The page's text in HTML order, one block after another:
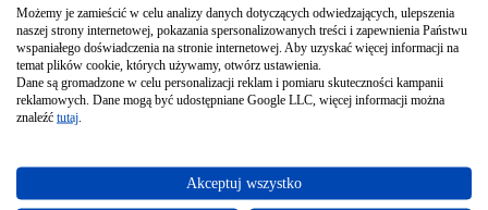
Kod produktu: YLIV, YLIV/AF Producent:
Możemy je zamieścić w celu analizy danych dotyczących odwiedzających, ulepszenia
naszej strony internetowej, pokazania spersonalizowanych treści i zapewnienia Państwu
wspaniałego doświadczenia na stronie internetowej. Aby uzyskać więcej informacji na
temat plików cookie, których używamy, otwórz ustawienia.
Dane są gromadzone w celu personalizacji reklam i pomiaru skuteczności kampanii
reklamowych. Dane mogą być udostępniane Google LLC, więcej informacji można
znaleźć tutaj
Akceptuj wszystko